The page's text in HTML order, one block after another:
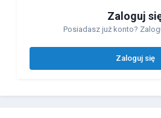
Zaloguj
Posiadasz już konto?
Zaloguj się